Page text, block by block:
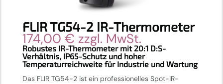
FLIR TG54-2 IR-Thermometer
174,00 € zzgl. MwSt.
Robustes IR-Thermometer mit 20:1 D:S-
Verhältnis, IP65-Schutz und hoher
Temperaturreichweite für Industrie und Wartung
Das FLIR TG54-2 ist ein professionelles Spot-IR-